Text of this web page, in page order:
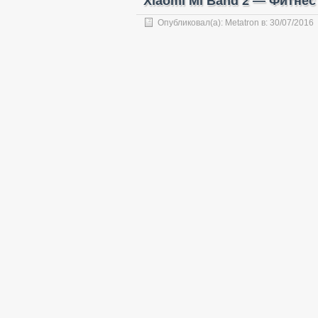
Опубликовал(а): Metatron в: 30/07/2016